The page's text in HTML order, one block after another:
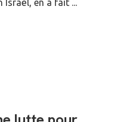
Israël, en a fait ...